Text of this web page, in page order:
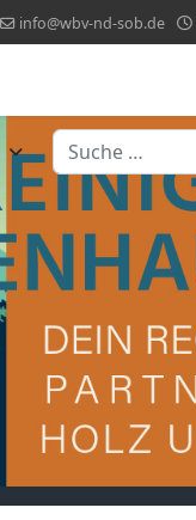
info@wbv-nd-sob.de
Suchen